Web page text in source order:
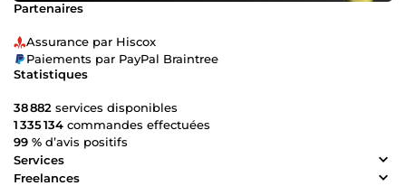
Partenaires
Assurance par Hiscox
Paiements par PayPal Braintree
Statistiques
38 882 services disponibles
1 335 134 commandes effectuées
99 % d’avis positifs
Services
Freelances